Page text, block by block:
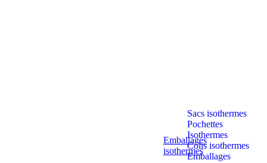
Emballages
isothermes
Sacs isothermes
Pochettes
Isothermes
Colis isothermes
Emballages